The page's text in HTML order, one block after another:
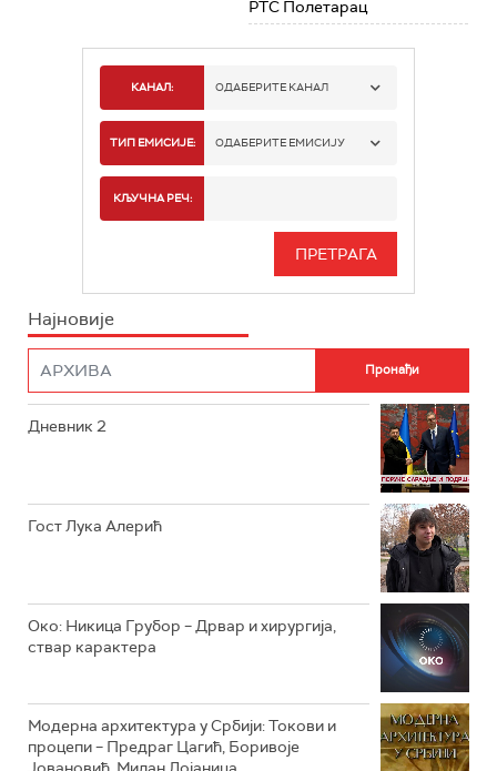
РТС Полетарац
КАНАЛ: ОДАБЕРИТЕ КАНАЛ
РТС 1
РТС 3
ТИП ЕМИСИЈЕ: ОДАБЕРИТЕ ЕМИСИЈУ
ИНФО
КЉУЧНА РЕЧ:
Најновије
Дневник 2
Гост Лука Алерић
Око: Никица Грубор – Дрвар и хирургија,
ствар карактера
Модерна архитектура у Србији: Токови и
процепи – Предраг Цагић, Боривоје